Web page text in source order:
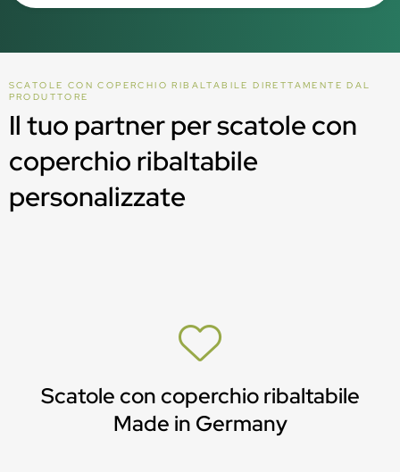
SCATOLE CON COPERCHIO RIBALTABILE DIRETTAMENTE DAL
PRODUTTORE
Il tuo partner per scatole con
coperchio ribaltabile
personalizzate
Scatole con coperchio ribaltabile
Made in Germany